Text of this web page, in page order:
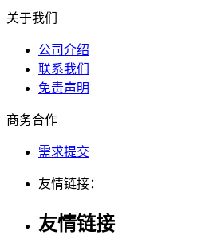
关于我们
公司介绍
联系我们
免责声明
商务合作
需求提交
友情链接：
友情链接